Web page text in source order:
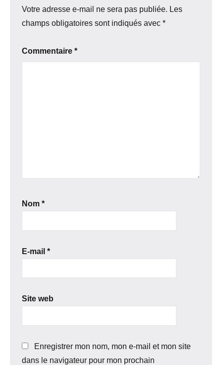
Votre adresse e-mail ne sera pas publiée. Les
champs obligatoires sont indiqués avec *
Commentaire *
Nom *
E-mail *
Site web
Enregistrer mon nom, mon e-mail et mon site
dans le navigateur pour mon prochain